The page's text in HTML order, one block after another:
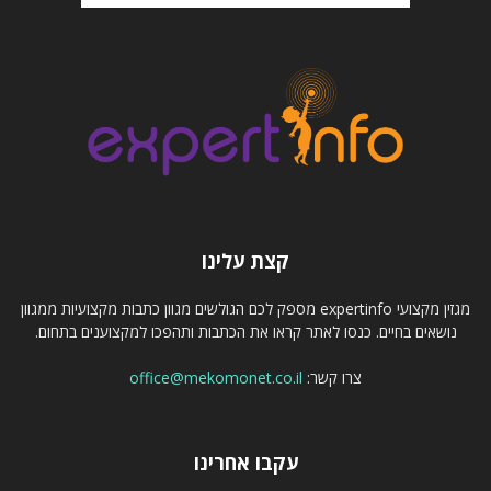
קצת עלינו
מגזין מקצועי expertinfo מספק לכם הגולשים מגוון כתבות מקצועיות ממגוון
נושאים בחיים. כנסו לאתר קראו את הכתבות ותהפכו למקצוענים בתחום.
צרו קשר: office@mekomonet.co.il
עקבו אחרינו